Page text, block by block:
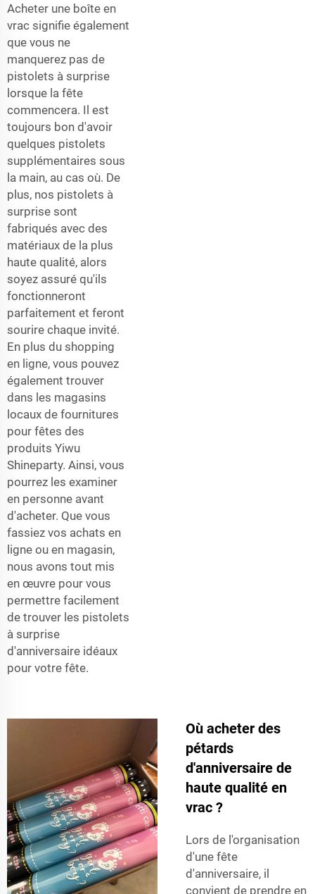
Acheter une boîte en
vrac signifie également
que vous ne
manquerez pas de
pistolets à surprise
lorsque la fête
commencera. Il est
toujours bon d'avoir
quelques pistolets
supplémentaires sous
la main, au cas où. De
plus, nos pistolets à
surprise sont
fabriqués avec des
matériaux de la plus
haute qualité, alors
soyez assuré qu'ils
fonctionneront
parfaitement et feront
sourire chaque invité.
En plus du shopping
en ligne, vous pouvez
également trouver
dans les magasins
locaux de fournitures
pour fêtes des
produits Yiwu
Shineparty. Ainsi, vous
pourrez les examiner
en personne avant
d'acheter. Que vous
fassiez vos achats en
ligne ou en magasin,
nous avons tout mis
en œuvre pour vous
permettre facilement
de trouver les pistolets
à surprise
d'anniversaire idéaux
pour votre fête.
Où acheter des
pétards
d'anniversaire de
haute qualité en
vrac ?
Lors de l'organisation
d'une fête
d'anniversaire, il
convient de prendre en